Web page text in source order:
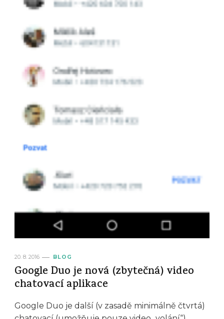
20. 8. 2016 BLOG
Google Duo je nová (zbytečná) video
chatovací aplikace
Google Duo je další (v zasadě minimálně čtvrtá)